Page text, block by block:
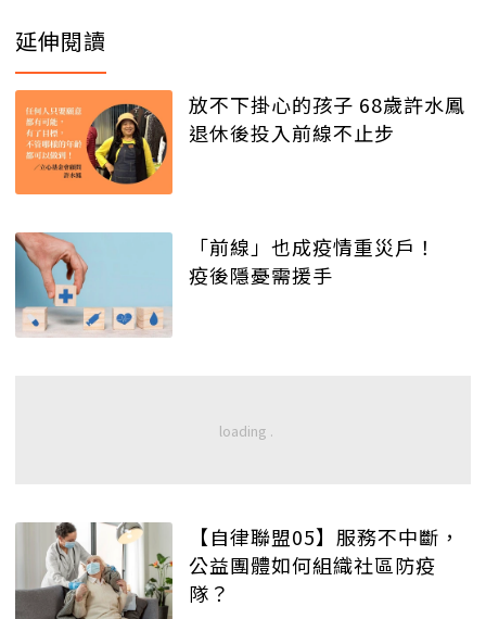
延伸閱讀
放不下掛心的孩子 68歲許水鳳
退休後投入前線不止步
「前線」也成疫情重災戶！
疫後隱憂需援手
【自律聯盟05】服務不中斷，
公益團體如何組織社區防疫
隊？